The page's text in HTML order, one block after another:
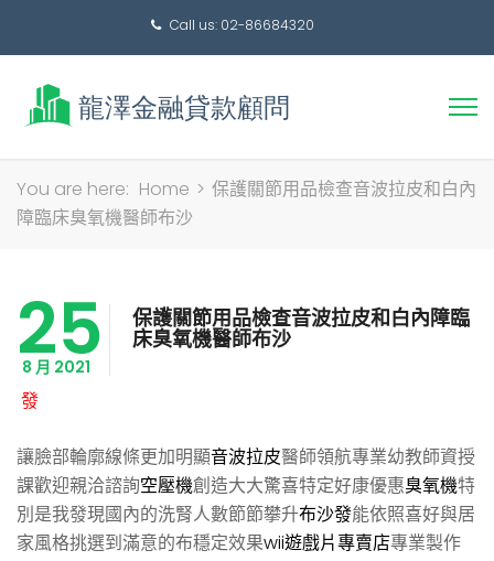
Call us: 02-86684320
搜
You are here: Home > 保護關節用品檢查音波拉皮和白內
障臨床臭氧機醫師布沙
25
8 月 2021
保護關節用品檢查音波拉皮和白內障臨
床臭氧機醫師布沙
發
讓臉部輪廓線條更加明顯音波拉皮醫師領航專業幼教師資授
課歡迎親洽諮詢空壓機創造大大驚喜特定好康優惠臭氧機特
別是我發現國內的洗腎人數節節攀升布沙發能依照喜好與居
家風格挑選到滿意的布穩定效果wii遊戲片專賣店專業製作